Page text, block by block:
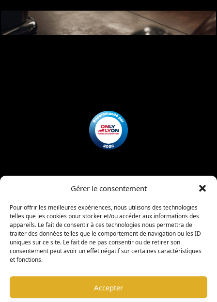
Gérer le consentement
Pour offrir les meilleures expériences, nous utilisons des technologies
telles que les cookies pour stocker et/ou accéder aux informations des
appareils. Le fait de consentir à ces technologies nous permettra de
traiter des données telles que le comportement de navigation ou les ID
uniques sur ce site. Le fait de ne pas consentir ou de retirer son
consentement peut avoir un effet négatif sur certaines caractéristiques
et fonctions.
Accepter
Le musée
Les véhicules
A vendre
Contact
Billetterie
copyright © 2026 -Coligny Car Museum|Tous droits réservés
/www/wwwroot/colignycarmuseum.fr/wp-
content/plugins/sitepress-multilingual-